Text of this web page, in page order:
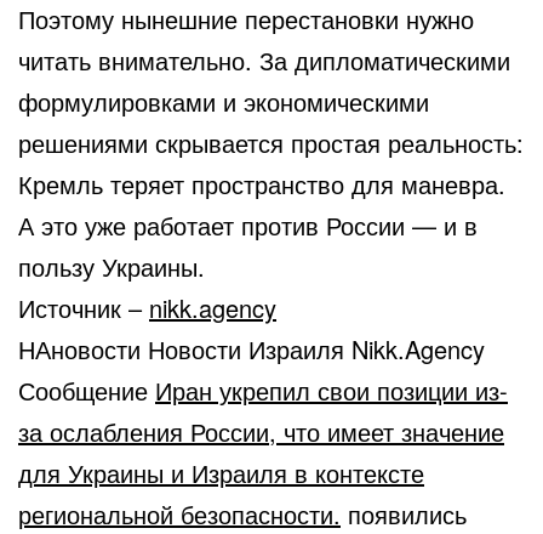
Поэтому нынешние перестановки нужно
читать внимательно. За дипломатическими
формулировками и экономическими
решениями скрывается простая реальность:
Кремль теряет пространство для маневра.
А это уже работает против России — и в
пользу Украины.
Источник – nikk.agency
НАновости Новости Израиля Nikk.Agency
Сообщение Иран укрепил свои позиции из-
за ослабления России, что имеет значение
для Украины и Израиля в контексте
региональной безопасности. появились